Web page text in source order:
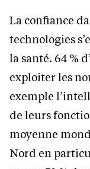
La confiance
technologies
la santé. 64 %
exploiter les
exemple
de leurs
moyenne
Nord en